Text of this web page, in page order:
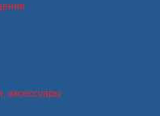
аксессуары